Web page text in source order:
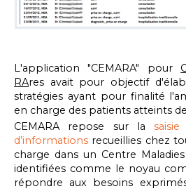
L'application "CEMARA" pour
RAres avait pour objectif
stratégies ayant pour finalité
en charge des patients atteints
CEMARA repose sur la
d’informations recueillies chez
charge dans un Centre
identifiées comme le noyau
répondre aux besoins